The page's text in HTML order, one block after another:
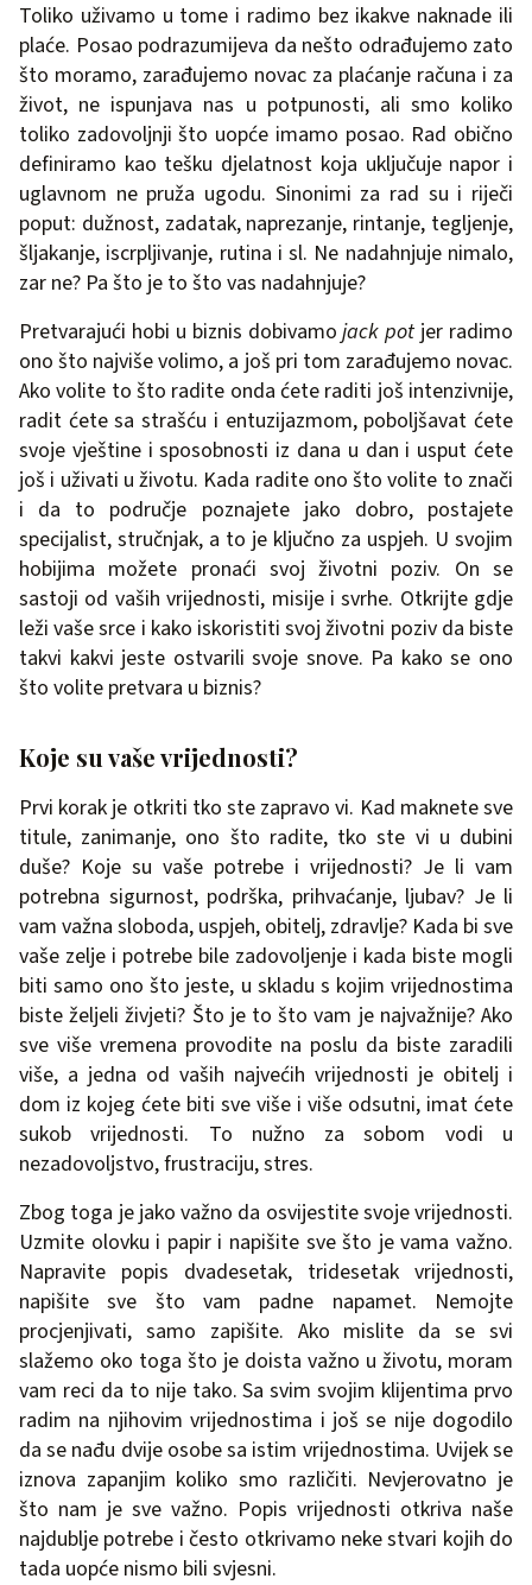
Toliko uživamo u tome i radimo bez ikakve naknade ili
plaće. Posao podrazumijeva da nešto odrađujemo zato
što moramo, zarađujemo novac za plaćanje računa i za
život, ne ispunjava nas u potpunosti, ali smo koliko
toliko zadovoljnji što uopće imamo posao. Rad obično
definiramo kao tešku djelatnost koja uključuje napor i
uglavnom ne pruža ugodu. Sinonimi za rad su i riječi
poput: dužnost, zadatak, naprezanje, rintanje, tegljenje,
šljakanje, iscrpljivanje, rutina i sl. Ne nadahnjuje nimalo,
zar ne? Pa što je to što vas nadahnjuje?
Pretvarajući hobi u biznis dobivamojack potjer radimo
ono što najviše volimo, a još pri tom zarađujemo novac.
Ako volite to što radite onda ćete raditi još intenzivnije,
radit ćete sa strašću i entuzijazmom, poboljšavat ćete
svoje vještine i sposobnosti iz dana u dan i usput ćete
još i uživati u životu. Kada radite ono što volite to znači
i da to područje poznajete jako dobro, postajete
specijalist, stručnjak, a to je ključno za uspjeh. U svojim
hobijima možete pronaći svoj životni poziv. On se
sastoji od vaših vrijednosti, misije i svrhe. Otkrijte gdje
leži vaše srce i kako iskoristiti svoj životni poziv da biste
takvi kakvi jeste ostvarili svoje snove. Pa kako se ono
što volite pretvara u biznis?
Koje su vaše vrijednosti?
Prvi korak je otkriti tko ste zapravo vi. Kad maknete sve
titule, zanimanje, ono što radite, tko ste vi u dubini
duše? Koje su vaše potrebe i vrijednosti? Je li vam
potrebna sigurnost, podrška, prihvaćanje, ljubav? Je li
vam važna sloboda, uspjeh, obitelj, zdravlje? Kada bi sve
vaše zelje i potrebe bile zadovoljenje i kada biste mogli
biti samo ono što jeste, u skladu s kojim vrijednostima
biste željeli živjeti? Što je to što vam je najvažnije? Ako
sve više vremena provodite na poslu da biste zaradili
više, a jedna od vaših najvećih vrijednosti je obitelj i
dom iz kojeg ćete biti sve više i više odsutni, imat ćete
sukob vrijednosti. To nužno za sobom vodi u
nezadovoljstvo, frustraciju, stres.
Zbog toga je jako važno da osvijestite svoje vrijednosti.
Uzmite olovku i papir i napišite sve što je vama važno.
Napravite popis dvadesetak, tridesetak vrijednosti,
napišite sve što vam padne napamet. Nemojte
procjenjivati, samo zapišite. Ako mislite da se svi
slažemo oko toga što je doista važno u životu, moram
vam reci da to nije tako. Sa svim svojim klijentima prvo
radim na njihovim vrijednostima i još se nije dogodilo
da se nađu dvije osobe sa istim vrijednostima. Uvijek se
iznova zapanjim koliko smo različiti. Nevjerovatno je
što nam je sve važno. Popis vrijednosti otkriva naše
najdublje potrebe i često otkrivamo neke stvari kojih do
tada uopće nismo bili svjesni.